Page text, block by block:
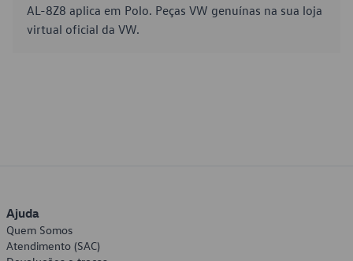
AL-8Z8 aplica em Polo. Peças VW genuínas na sua loja
virtual oficial da VW.
Ajuda
Quem Somos
Atendimento (SAC)